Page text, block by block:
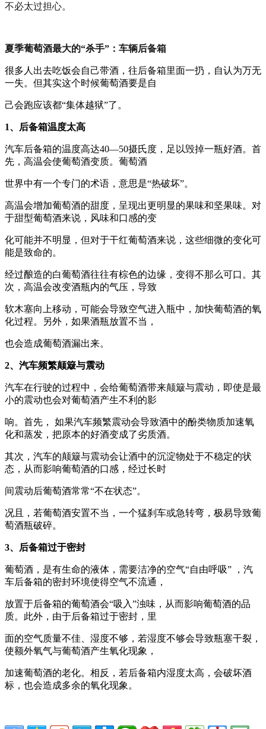
不必太过担心。
夏季葡萄酒最大的“杀手”：车辆后备箱
很多人出去吃饭会自己带酒，往后备箱里面一扔，自认为万无
一失。但其实这个时候葡萄酒要是自
己会跑应该都“集体越狱”了。
1、后备箱温度太高
汽车后备箱的温度高达40—50摄氏度，足以毁掉一瓶好酒。首
先，高温会使葡萄酒变质。葡萄酒
世界中有一个专门的术语，意思是“热破坏”。
高温会增加葡萄酒的甜度，呈现出更明显的果味和坚果味。对
于甜型葡萄酒来说，风味和口感的变
化可能并不明显，但对于干红葡萄酒来说，这些细微的变化可
能是致命的。
经过酿造的白葡萄酒往往有棕色的边缘，变得不那么可口。其
次，高温会改变酒瓶内的气压，导致
软木塞向上移动，可能会导致空气进入瓶中，加快葡萄酒的氧
化过程。另外，如果酒瓶放置不当，
也会造成葡萄酒漏出来。
2、汽车频繁颠簸与震动
汽车在行驶的过程中，会给葡萄酒带来颠簸与震动，即使是最
小的震动也会对葡萄酒产生不利的影
响。首先， 如果汽车频繁震动会导致酒中的酚类物质加速氧
化和蒸发，把原本的好酒变成了劣质酒。
其次，汽车的颠簸与震动会让酒中的沉淀物处于不稳定的状
态，从而影响葡萄酒的口感，经过长时
间震动后葡萄酒常常“不在状态”。
况且，若葡萄酒安置不当，一个猛刹车或急转弯，极易导致葡
萄酒瓶破碎。
3、后备箱过于密封
葡萄酒，是有生命的液体，需要洁净的空气“自由呼吸” ，汽
车后备箱的密封环境使得空气不流通，
放置于后备箱的葡萄酒会“吸入”浊味，从而影响葡萄酒的品
质。此外，由于后备箱过于密封，里
面的空气质量不佳、湿度不够，若湿度不够会导致瓶塞干裂，
使额外氧气与葡萄酒产生氧化现象，
加速葡萄酒的老化。相反，若后备箱内湿度太高，会破坏酒
标，也会造成多余的氧化现象。